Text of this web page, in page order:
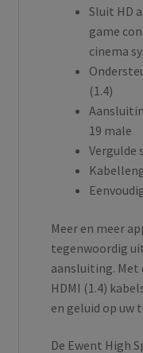
Sluit HD
game
cinema
(1.4)
19 male
Vergulde
Meer en meer
tegenwoordig
aansluiting. Met
HDMI (1.4)
en geluid op uw
De Ewent High